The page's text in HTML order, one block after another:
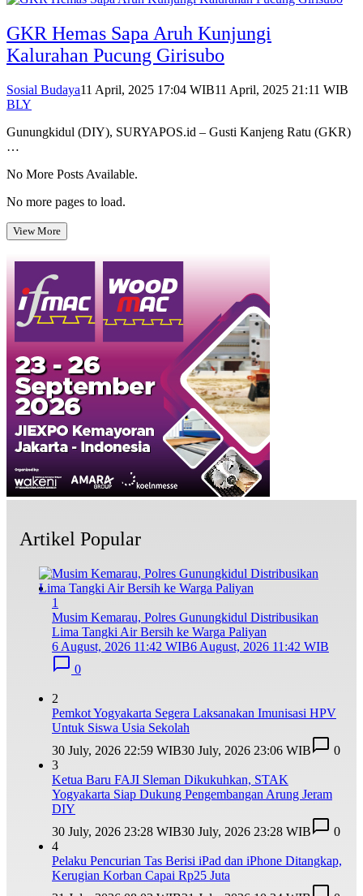
GKR Hemas Sapa Aruh Kunjungi
Kalurahan Pucung Girisubo
Sosial Budaya11 April, 2025 17:04 WIB11 April, 2025 21:11 WIB
BLY
Gunungkidul (DIY), SURYAPOS.id – Gusti Kanjeng Ratu (GKR)
…
No More Posts Available.
No more pages to load.
View More
Artikel Popular
1
Musim Kemarau, Polres Gunungkidul Distribusikan
Lima Tangki Air Bersih ke Warga Paliyan
6 August, 2026 11:42 WIB6 August, 2026 11:42 WIB
0
2
Pemkot Yogyakarta Segera Laksanakan Imunisasi HPV
Untuk Siswa Usia Sekolah
30 July, 2026 22:59 WIB30 July, 2026 23:06 WIB
0
3
Ketua Baru FAJI Sleman Dikukuhkan, STAK
Yogyakarta Siap Dukung Pengembangan Arung Jeram
DIY
30 July, 2026 23:28 WIB30 July, 2026 23:28 WIB
0
4
Pelaku Pencurian Tas Berisi iPad dan iPhone Ditangkap,
Kerugian Korban Capai Rp25 Juta